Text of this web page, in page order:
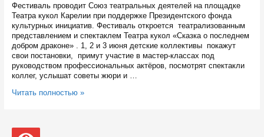
Фестиваль проводит Союз театральных деятелей на площадке
Театра кукол Карелии при поддержке Президентского фонда
культурных инициатив. Фестиваль откроется театрализованным
представлением и спектаклем Театра кукол «Сказка о последнем
добром драконе» . 1, 2 и 3 июня детские коллективы покажут
свои постановки, примут участие в мастер-классах под
руководством профессиональных актёров, посмотрят спектакли
коллег, услышат советы жюри и …
С
Читать полностью »